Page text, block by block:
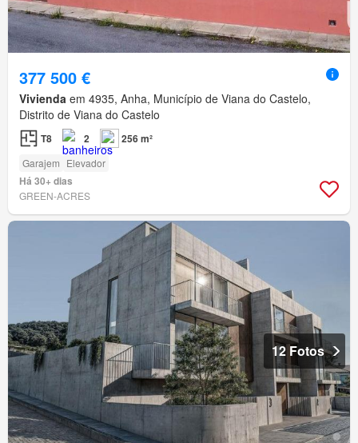
377 500 €
Vivienda em 4935, Anha, Município de Viana do Castelo,
Distrito de Viana do Castelo
T8 2 256 m²
Garajem Elevador
Há 30+ dias
GREEN-ACRES
12 Fotos